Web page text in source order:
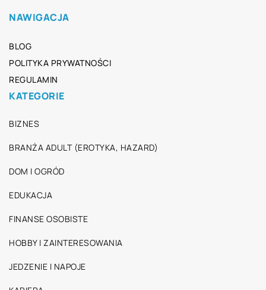
NAWIGACJA
BLOG
POLITYKA PRYWATNOŚCI
REGULAMIN
KATEGORIE
BIZNES
BRANŻA ADULT (EROTYKA, HAZARD)
DOM I OGRÓD
EDUKACJA
FINANSE OSOBISTE
HOBBY I ZAINTERESOWANIA
JEDZENIE I NAPOJE